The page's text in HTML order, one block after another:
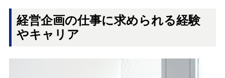
経営企画の仕事に求められる経験
やキャリア